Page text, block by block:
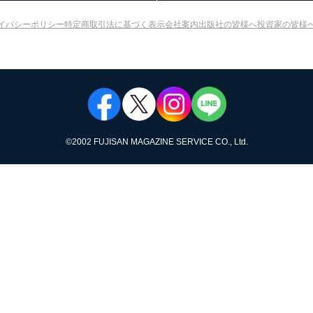
バシーポリシー特定商取引法に基づく表示会社案内出版社の皆様へ投資家の皆様
©︎2002 FUJISAN MAGAZINE SERVICE CO., Ltd.